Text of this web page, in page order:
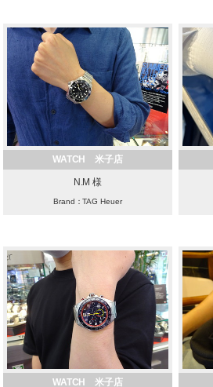
WATCH 米子店
N.M 様
Brand：TAG Heuer
WATCH 米子店